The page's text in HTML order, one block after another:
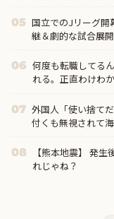
05 国立でのJリーグ開
継＆劇的な試合展
06 何度も転職してる
れる。正直わけわ
07 外国人「使い捨て
付くも無視されて
08
【熊本地震】 発
れじゃね？